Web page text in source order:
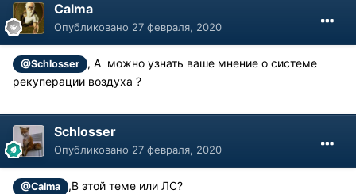
Calma
Опубликовано 27 февраля, 2020
@Schlosser
, А можно узнать ваше мнение о системе
рекуперации воздуха ?
Schlosser
Опубликовано 27 февраля, 2020
@Calma ,В этой теме или ЛС?